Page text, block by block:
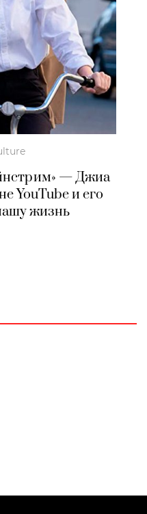
— Джиа
YouTube и его
жизнь